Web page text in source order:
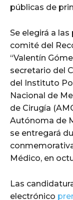
públicas de
Se elegirá a
comité del
“Valentín
secretario del
del Instituto
Nacional de
de Cirugía
Autónoma de
se entregará
Médico, en
Las
electrónico